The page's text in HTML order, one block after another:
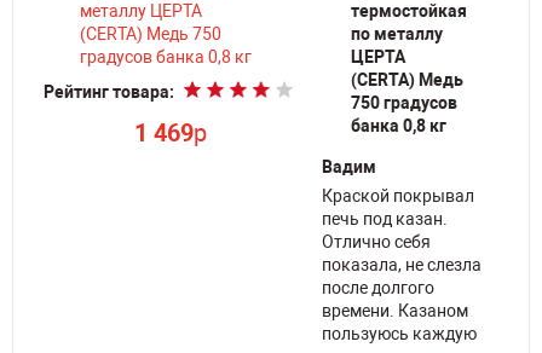
Рейтинг товара:
1 469p
термостойкая
по металлу
ЦЕРТА
(CERTA) Медь
750 градусов
банка 0,8 кг
Вадим
Краской покрывал
печь под казан.
Отлично себя
показала, не слезла
после долгого
времени. Казаном
пользуюсь каждую